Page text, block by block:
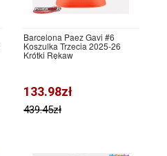
Barcelona Paez Gavi #6
Koszulka Trzecia 2025-26
Krótki Rękaw
133.98zł
439.45zł